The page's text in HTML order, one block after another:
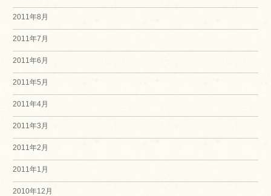
2011年8月
2011年7月
2011年6月
2011年5月
2011年4月
2011年3月
2011年2月
2011年1月
2010年12月